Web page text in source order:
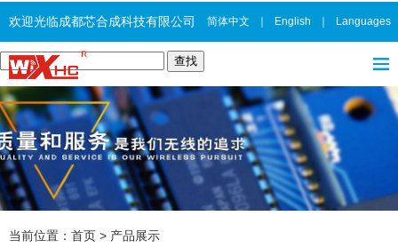
欢迎光临成都芯合成科技有限公司 简体中文 English Languages
当前位置： 首页 > 产品展示